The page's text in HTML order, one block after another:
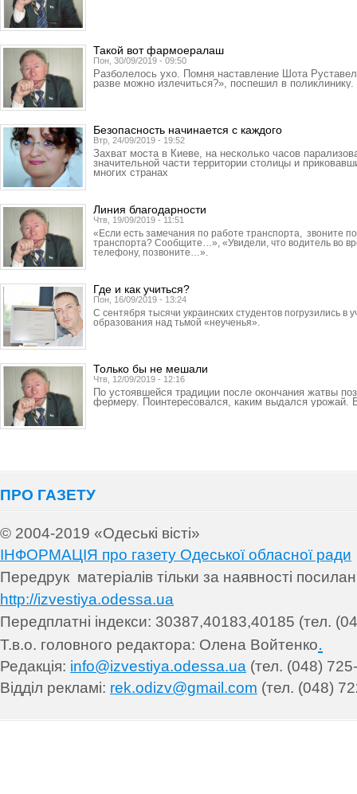
Такой вот фармоералаш
Пон, 30/09/2019 - 09:50
Разболелось ухо. Помня наставление Шота
разве можно излечиться?», поспешил в поликлинику.
Безопасность начинается с каждого
Втр, 24/09/2019 - 19:52
Захват моста в Киеве, на несколько часов
значительной части территории столицы и
многих странах
Линия благодарности
Чтв, 19/09/2019 - 11:51
«Если есть замечания по работе транспорта, звоните
транспорта? Сообщите…», «Увидели, что водитель во
телефону, позвоните…».
Где и как учиться?
Пон, 16/09/2019 - 13:24
С сентября тысячи украинских студентов погрузились в
образования над тьмой «неученья».
Только бы не мешали
Чтв, 12/09/2019 - 12:16
По устоявшейся традиции после окончания жатвы
фермеру. Поинтересовался, каким выдался урожай.
ПРО ГАЗЕТУ
© 2004-2019 «Одеські вісті»
ІНФОРМАЦІЯ про газету Одеської обласної ради
Передрук матеріалів тільки за наявності
http://izvestiya.odessa.ua
Передплатні індекси: 30387,40183,40185 (тел.
Т.в.о. головного редактора: Олена Войтенко.
Редакція: info@izvestiya.odessa.ua (тел. (048)
Відділ рекламі: rek.odizv@gmail.com (тел. (048)